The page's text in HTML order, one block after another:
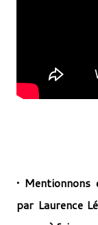
•
par Laurence